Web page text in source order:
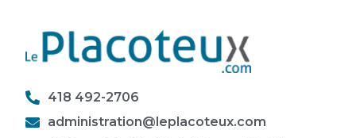
418 492-2706
administration@leplacoteux.com